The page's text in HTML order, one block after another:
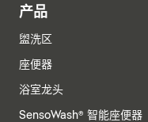
产品
盥洗区
座便器
浴室龙头
SensoWash® 智能座便器